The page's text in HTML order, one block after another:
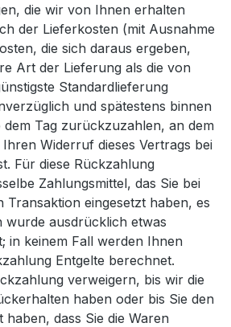
die wir von Ihnen erhalten
der Lieferkosten (mit Ausnahme
die sich daraus ergeben,
Art der Lieferung als die von
Standardlieferung
und spätestens binnen
Tag zurückzuzahlen, an dem
Widerruf dieses Vertrags bei
Für diese Rückzahlung
Zahlungsmittel, das Sie bei
eingesetzt haben, es
wurde ausdrücklich etwas
in keinem Fall werden Ihnen
Entgelte berechnet.
verweigern, bis wir die
haben oder bis Sie den
dass Sie die Waren